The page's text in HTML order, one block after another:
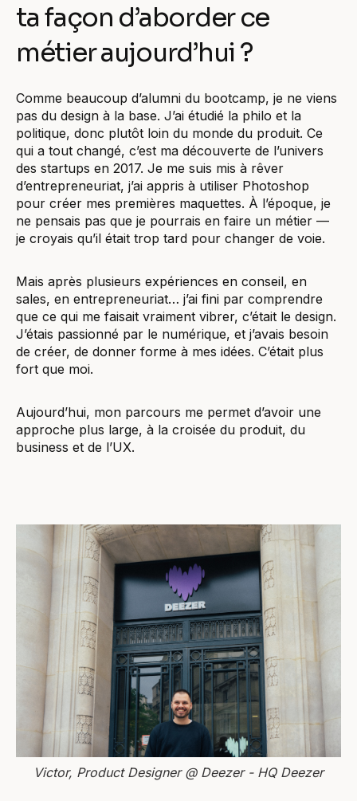
ta façon d’aborder ce
métier aujourd’hui ?
Comme beaucoup d’alumni du bootcamp, je ne viens
pas du design à la base. J’ai étudié la philo et la
politique, donc plutôt loin du monde du produit. Ce
qui a tout changé, c’est ma découverte de l’univers
des startups en 2017. Je me suis mis à rêver
d’entrepreneuriat, j’ai appris à utiliser Photoshop
pour créer mes premières maquettes. À l’époque, je
ne pensais pas que je pourrais en faire un métier —
je croyais qu’il était trop tard pour changer de voie.
Mais après plusieurs expériences en conseil, en
sales, en entrepreneuriat… j’ai fini par comprendre
que ce qui me faisait vraiment vibrer, c’était le design.
J’étais passionné par le numérique, et j’avais besoin
de créer, de donner forme à mes idées. C’était plus
fort que moi.
Aujourd’hui, mon parcours me permet d’avoir une
approche plus large, à la croisée du produit, du
business et de l’UX.
Victor, Product Designer @ Deezer - HQ Deezer